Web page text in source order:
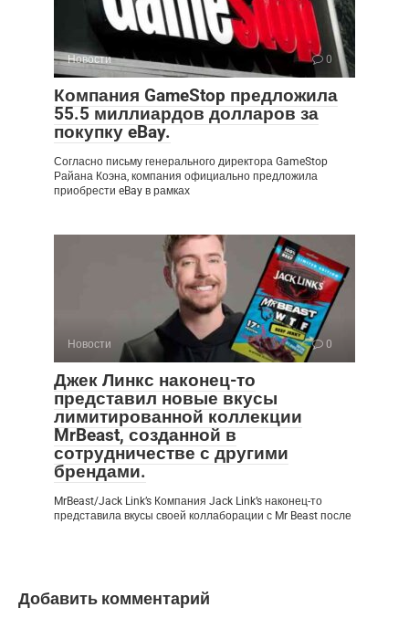
Новости 0
Компания GameStop предложила
55.5 миллиардов долларов за
покупку eBay.
Согласно письму генерального директора GameStop
Райана Коэна, компания официально предложила
приобрести eBay в рамках
Новости 0
Джек Линкс наконец-то
представил новые вкусы
лимитированной коллекции
MrBeast, созданной в
сотрудничестве с другими
брендами.
MrBeast/Jack Link’s Компания Jack Link’s наконец-то
представила вкусы своей коллаборации с Mr Beast после
Добавить комментарий